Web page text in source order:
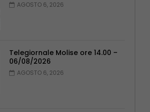
AGOSTO 6, 2026
Telegiornale Molise ore 14.00 –
06/08/2026
AGOSTO 6, 2026